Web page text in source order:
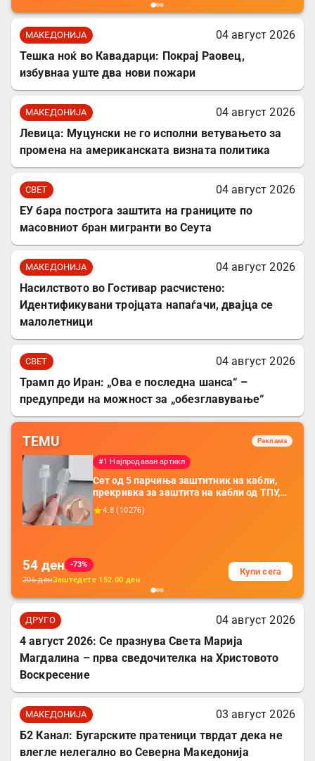
МАКЕДОНИЈА
04 август 2026
Тешка ноќ во Кавадарци: Покрај Раовец,
избувнаа уште два нови пожари
МАКЕДОНИЈА
04 август 2026
Левица: Муцунски не го исполни ветувањето за
промена на американската визната политика
СВЕТ
04 август 2026
ЕУ бара построга заштита на границите по
масовниот бран мигранти во Сеута
МАКЕДОНИЈА
04 август 2026
Насилството во Гостивар расчистено:
Идентификувани тројцата напаѓачи, двајца се
малолетници
СВЕТ
04 август 2026
Трамп до Иран: „Ова е последна шанса“ –
предупреди на можност за „обезглавување“
TEMU Реклама
#1 Најпродаван артикл
Сет од 5 парчиња заштитник на кабли,
прекривка за заштита на кабли од ТПУ,
додатоци за заштита на кабли, без
батерија, за мобилни телефони, комплет
4.8 (10276)
54 ден
-73%
206денЗаштедете 152.00 ден
Купи сега
ДРУГО
04 август 2026
4 август 2026: Се празнува Света Марија
Магдалина – прва сведочителка на Христовото
Воскресение
МАКЕДОНИЈА
03 август 2026
Б2 Канал: Бугарските пратеници тврдат дека не
влегле нелегално во Северна Македонија